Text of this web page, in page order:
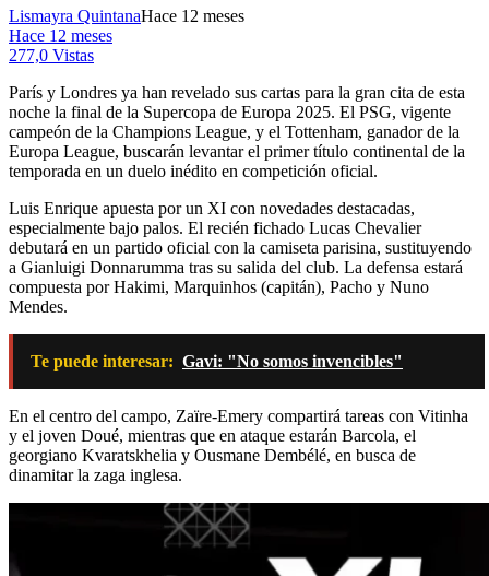
Lismayra QuintanaHace 12 meses
Hace 12 meses
277,0 Vistas
París y Londres ya han revelado sus cartas para la gran cita de esta
noche la final de la Supercopa de Europa 2025. El PSG, vigente
campeón de la Champions League, y el Tottenham, ganador de la
Europa League, buscarán levantar el primer título continental de la
temporada en un duelo inédito en competición oficial.
Luis Enrique apuesta por un XI con novedades destacadas,
especialmente bajo palos. El recién fichado Lucas Chevalier
debutará en un partido oficial con la camiseta parisina, sustituyendo
a Gianluigi Donnarumma tras su salida del club. La defensa estará
compuesta por Hakimi, Marquinhos (capitán), Pacho y Nuno
Mendes.
Te puede interesar: Gavi: "No somos invencibles"
En el centro del campo, Zaïre-Emery compartirá tareas con Vitinha
y el joven Doué, mientras que en ataque estarán Barcola, el
georgiano Kvaratskhelia y Ousmane Dembélé, en busca de
dinamitar la zaga inglesa.